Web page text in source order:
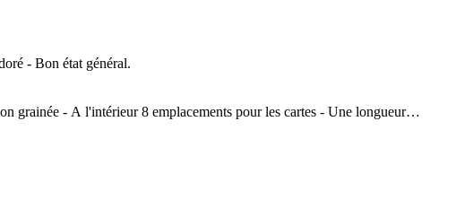
- Bon état général.
grainée - A l'intérieur 8 emplacements pour les cartes - Une longueur